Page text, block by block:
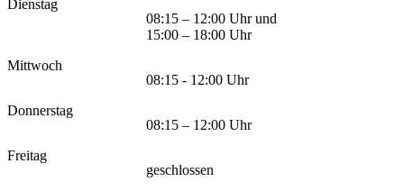
Dienstag
08:15 – 12:00 Uhr und
15:00 – 18:00 Uhr
Mittwoch
08:15 - 12:00 Uhr
Donnerstag
08:15 – 12:00 Uhr
Freitag
geschlossen